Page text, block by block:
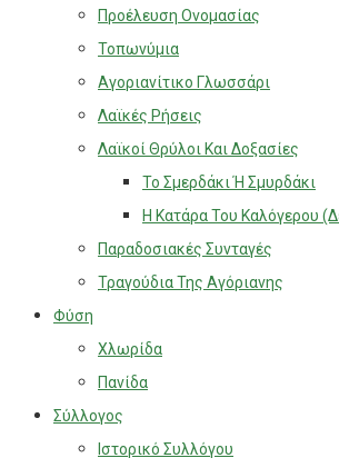
Προέλευση Ονομασίας
Τοπωνύμια
Αγοριανίτικο Γλωσσάρι
Λαϊκές Ρήσεις
Λαϊκοί Θρύλοι Και Δοξασίες
Το Σμερδάκι Ή Σμυρδάκι
Η Κατάρα Του Καλόγερου
Παραδοσιακές Συνταγές
Τραγούδια Της Αγόριανης
Φύση
Χλωρίδα
Πανίδα
Σύλλογος
Ιστορικό Συλλόγου